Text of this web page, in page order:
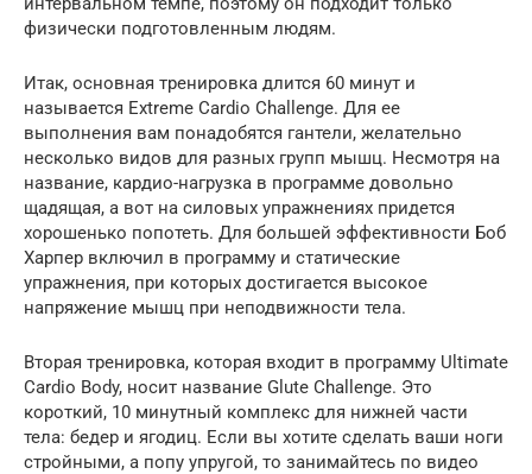
физически подготовленным людям.
Итак, основная тренировка длится 60 минут и
называется Extreme Cardio Challenge. Для ее
выполнения вам понадобятся гантели, желательно
несколько видов для разных групп мышц. Несмотря на
название, кардио-нагрузка в программе довольно
щадящая, а вот на силовых упражнениях придется
хорошенько попотеть. Для большей эффективности Боб
Харпер включил в программу и статические
упражнения, при которых достигается высокое
напряжение мышц при неподвижности тела.
Вторая тренировка, которая входит в программу Ultimate
Cardio Body, носит название Glute Challenge. Это
короткий, 10 минутный комплекс для нижней части
тела: бедер и ягодиц. Если вы хотите сделать ваши ноги
стройными, а попу упругой, то занимайтесь по видео